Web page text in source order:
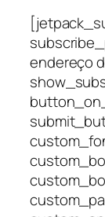
endereço